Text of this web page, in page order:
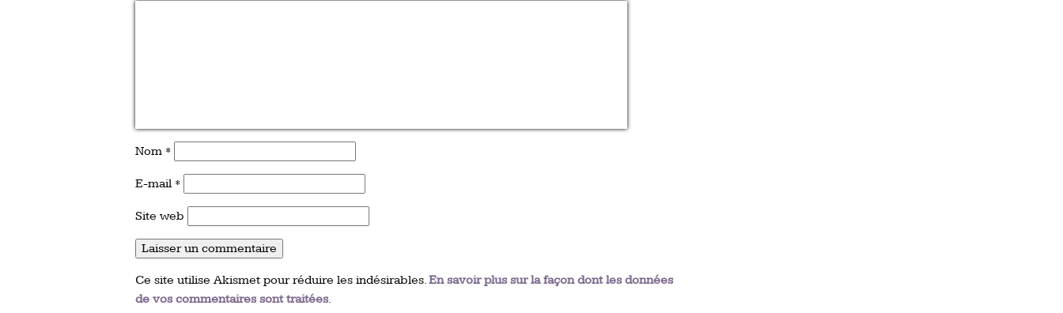
Nom *
E-mail *
Site web
Ce site utilise Akismet pour réduire les indésirables.En savoir plus sur la façon dont les données
de vos commentaires sont traitées.